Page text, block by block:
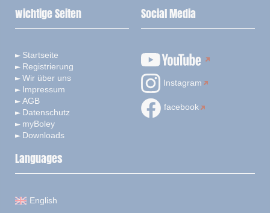
wichtige Seiten
Startseite
Registrierung
Wir über uns
Impressum
AGB
Datenschutz
myBoley
Downloads
Social Media
Instagram
facebook
Languages
English